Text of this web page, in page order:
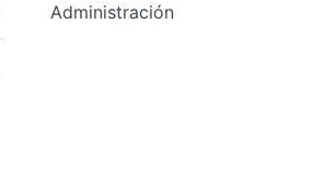
Administración